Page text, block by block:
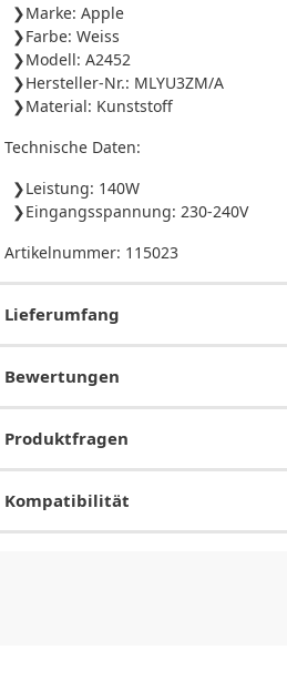
Marke: Apple
Farbe: Weiss
Modell: A2452
Hersteller-Nr.: MLYU3ZM/A
Material: Kunststoff
Technische Daten:
Leistung: 140W
Eingangsspannung: 230-240V
Artikelnummer: 115023
Lieferumfang
Bewertungen
Produktfragen
Kompatibilität